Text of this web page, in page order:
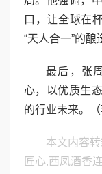
口，让全球在
“天人合一”的酿
最后，张
心，以优质生
的行业未来。（
本文内容
匠心,西凤酒香